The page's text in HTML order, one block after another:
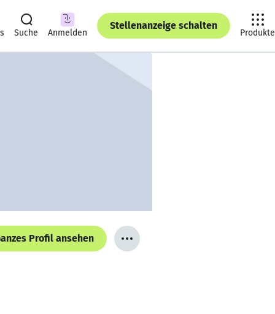
Suche Anmelden
Stellenanzeige schalten
Produkte
Profil ansehen